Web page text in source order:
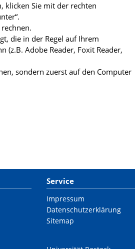
klicken Sie mit der rechten
die in der Regel auf Ihrem
Adobe Reader, Foxit Reader,
sondern zuerst auf den Computer
Service
Impressum
Datenschutzerklärung
Sitemap